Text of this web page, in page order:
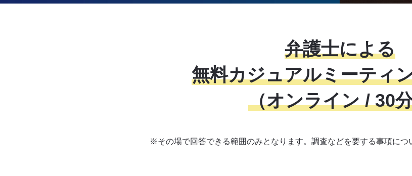
弁護士による
無料カジュアルミーティ
（オンライン / 30
※その場で回答できる範囲のみとなります。調査などを要する事項につ